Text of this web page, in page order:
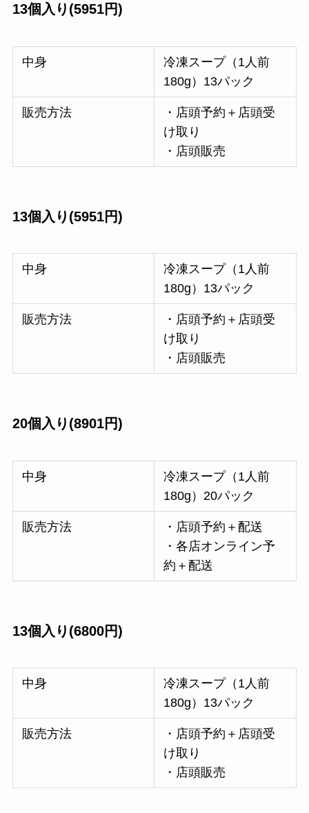
13個入り(5951円)
中身
冷凍スープ（1人前
180g）13パック
販売方法
・店頭予約＋店頭受
け取り
・店頭販売
13個入り(5951円)
中身
冷凍スープ（1人前
180g）13パック
販売方法
・店頭予約＋店頭受
け取り
・店頭販売
20個入り(8901円)
中身
冷凍スープ（1人前
180g）20パック
販売方法
・店頭予約＋配送
・各店オンライン予
約＋配送
13個入り(6800円)
中身
冷凍スープ（1人前
180g）13パック
販売方法
・店頭予約＋店頭受
け取り
・店頭販売